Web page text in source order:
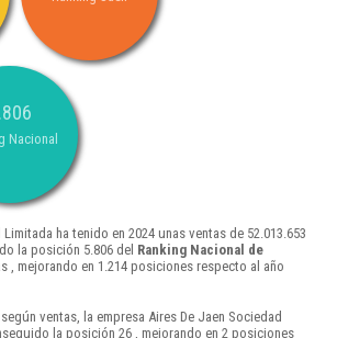
Nacional
ha tenido en 2024 unas ventas de 52.013.653
la posición 5.806 del Ranking Nacional de
, mejorando en 1.214 posiciones respecto al año
según ventas, la empresa Aires De Jaen Sociedad
la posición 26 , mejorando en 2 posiciones